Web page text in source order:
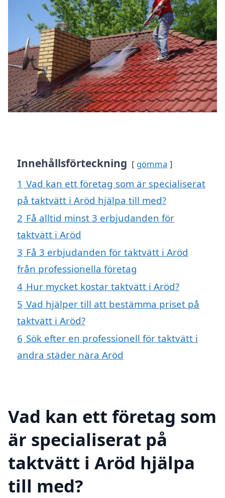
Innehållsförteckning gömma
1 Vad kan ett företag som är specialiserat
på taktvätt i Aröd hjälpa till med?
2 Få alltid minst 3 erbjudanden för
taktvätt i Aröd
3 Få 3 erbjudanden för taktvätt i Aröd
från professionella företag
4 Hur mycket kostar taktvätt i Aröd?
5 Vad hjälper till att bestämma priset på
taktvätt i Aröd?
6 Sök efter en professionell för taktvätt i
andra städer nära Aröd
Vad kan ett företag som
är specialiserat på
taktvätt i Aröd hjälpa
till med?